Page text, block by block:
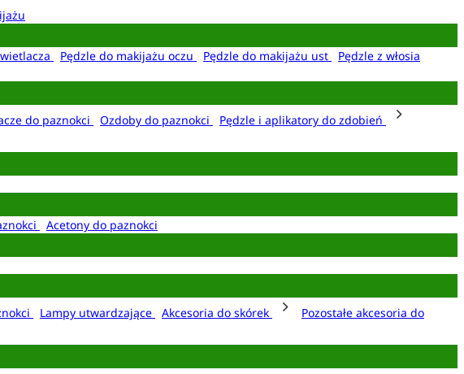
Pędzle do makijażu oczu Pędzle do makijażu ust
Pędzle z włosia
do paznokci Ozdoby do paznokci
Pędzle i aplikatory do zdobień
Acetony do paznokci
Lampy utwardzające Akcesoria do skórek
Pozostałe akcesoria do